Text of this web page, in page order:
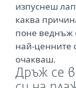
изпуснеш
каква
поне веднъж
най-ценните
очакваш.
Дръж се